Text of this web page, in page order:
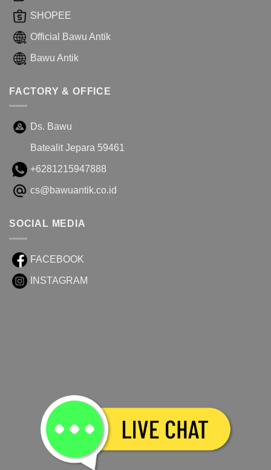
SHOPEE
Official Bawu Antik
Bawu Antik
FACTORY & OFFICE
Ds. Bawu
Batealit Jepara 59461
+6281215947888
cs@bawuantik.co.id
SOCIAL MEDIA
FACEBOOK
INSTAGRAM